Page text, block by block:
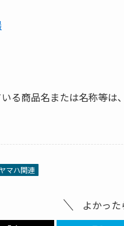
る商品名または名称等は
ヤマハ関連
よかった